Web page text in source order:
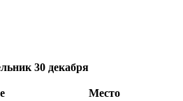
30 декабря
Место